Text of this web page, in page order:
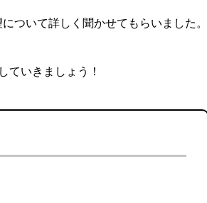
ついて詳しく聞かせてもらいました。
ていきましょう！